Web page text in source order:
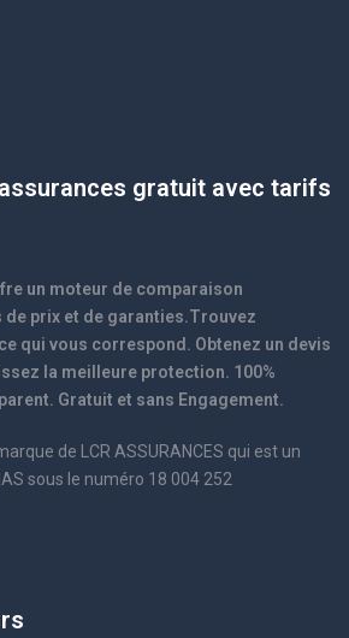
gratuit avec tarifs
un moteur de comparaison
de prix et de garanties.Trouvez
qui vous correspond. Obtenez un devis
la meilleure protection. 100%
Gratuit et sans Engagement.
de LCR ASSURANCES qui est un
sous le numéro 18 004 252